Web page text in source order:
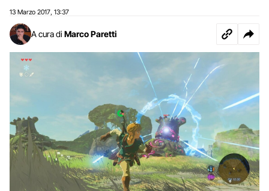
13 Marzo 2017 13:37
A cura di Marco Paretti